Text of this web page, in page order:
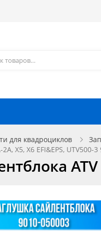
для квадроциклов
X5, X6 EFI&EPS, UTV500-
ATV